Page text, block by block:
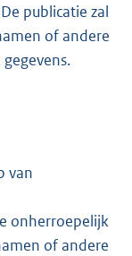
publicatie zal
of andere
van
onherroepelijk
of andere